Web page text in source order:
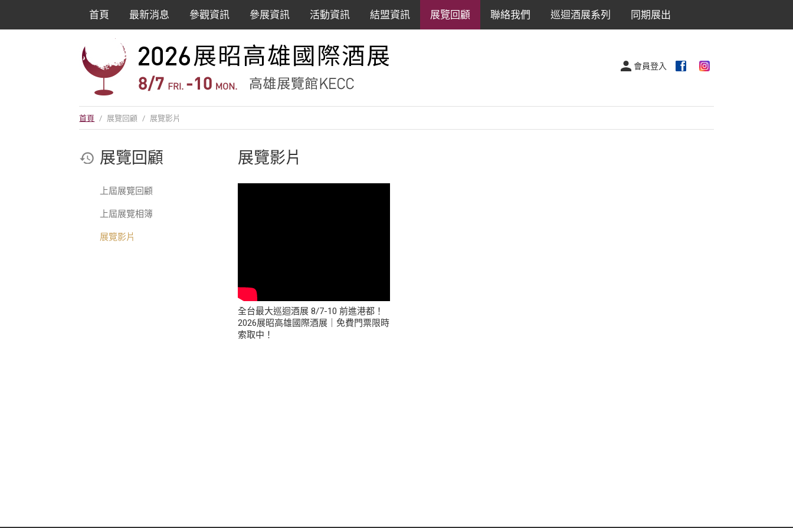
首頁 最新消息 參觀資訊 參展資訊 活動資訊 結盟資訊 展覽回顧 聯絡我們 巡迴酒展系列 同期展出
會員登入
首頁 / 展覽回顧 / 展覽影片
展覽回顧
上屆展覽回顧
上屆展覽相簿
展覽影片
展覽影片
全台最大巡迴酒展 8/7-10 前進港都！
2026展昭高雄國際酒展｜免費門票限時
索取中！